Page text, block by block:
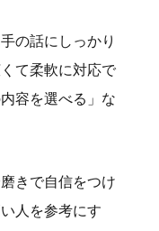
の話にしっかり
て柔軟に対応で
容を選べる」な
きで自信をつけ
人を参考にす